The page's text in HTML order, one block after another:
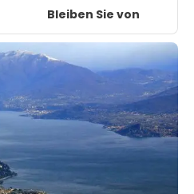
Bleiben Sie von